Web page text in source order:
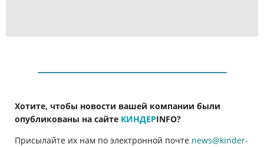
Хотите, чтобы новости вашей компании были
опубликованы на сайте КИНДЕРINFO?
Присылайте их нам по электронной почте news@kinder-